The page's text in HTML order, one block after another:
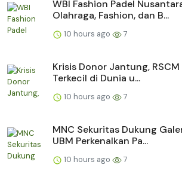
WBI Fashion Padel
Olahraga, Fashion, dan B...
10 hours ago 7
Krisis Donor Jantung, RSCM
Terkecil di Dunia u...
10 hours ago 7
MNC Sekuritas Dukung
UBM Perkenalkan Pa...
10 hours ago 7